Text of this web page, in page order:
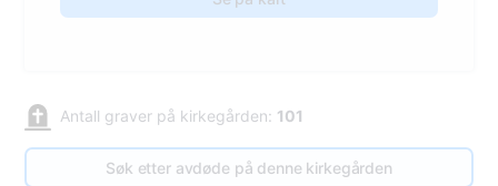
Antall graver på kirkegården: 101
Søk etter avdøde på denne kirkegården